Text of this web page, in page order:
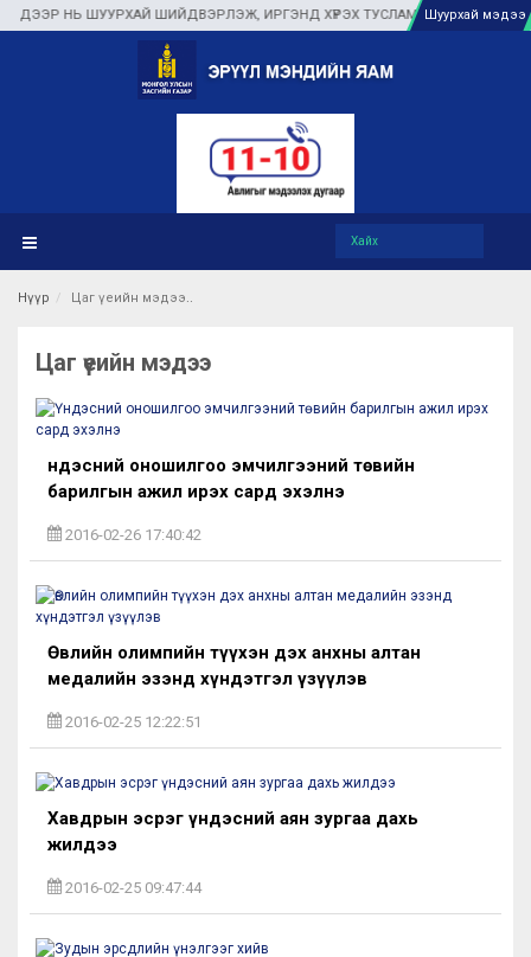
НЬ ШУУРХАЙ ШИЙДВЭРЛЭЖ, ИРГЭНД ХҮРЭХ ТУСЛАМЖ ҮЙЛЧИЛГЭЭГШуурхай мэдээ
Нүүр Цаг үеийн мэдээ
Цаг үеийн мэдээ
Үндэсний оношилгоо эмчилгээний төвийн
барилгын ажил ирэх сард эхэлнэ
2016-02-26 17:40:42
Өвлийн олимпийн түүхэн дэх анхны алтан
медалийн эзэнд хүндэтгэл үзүүлэв
2016-02-25 12:22:51
Хавдрын эсрэг үндэсний аян зургаа дахь
жилдээ
2016-02-25 09:47:44